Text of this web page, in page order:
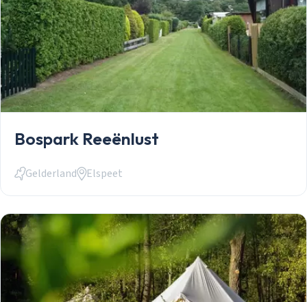
Bospark Reeënlust
Gelderland Elspeet